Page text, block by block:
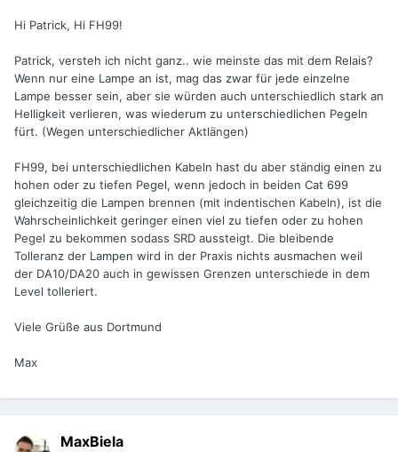
Hi Patrick, Hi FH99!
Patrick, versteh ich nicht ganz.. wie meinste das mit dem Relais?
Wenn nur eine Lampe an ist, mag das zwar für jede einzelne
Lampe besser sein, aber sie würden auch unterschiedlich stark an
Helligkeit verlieren, was wiederum zu unterschiedlichen Pegeln
fürt. (Wegen unterschiedlicher Aktlängen)
FH99, bei unterschiedlichen Kabeln hast du aber ständig einen zu
hohen oder zu tiefen Pegel, wenn jedoch in beiden Cat 699
gleichzeitig die Lampen brennen (mit indentischen Kabeln), ist die
Wahrscheinlichkeit geringer einen viel zu tiefen oder zu hohen
Pegel zu bekommen sodass SRD aussteigt. Die bleibende
Tolleranz der Lampen wird in der Praxis nichts ausmachen weil
der DA10/DA20 auch in gewissen Grenzen unterschiede in dem
Level tolleriert.
Viele Grüße aus Dortmund
Max
MaxBiela